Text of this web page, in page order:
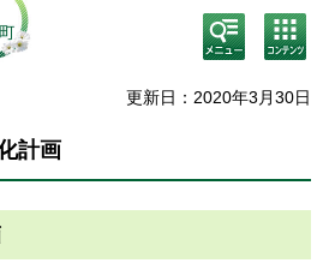
検
索・
メニ
コン
テン
ニュ
更新日：2020年3月30日
計画